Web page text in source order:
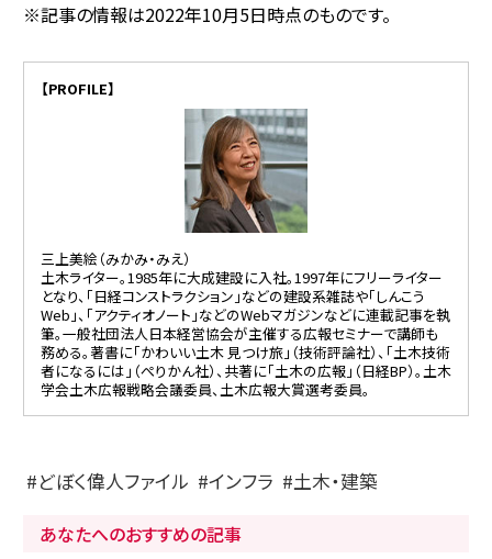
※記事の情報は2022年10月5日時点のものです。
【PROFILE】
三上美絵（みかみ・みえ）
土木ライター。1985年に大成建設に入社。1997年にフリーライター
となり、「日経コンストラクション」などの建設系雑誌や「しんこう
Web」、「アクティオノート」などのWebマガジンなどに連載記事を執
筆。一般社団法人日本経営協会が主催する広報セミナーで講師も
務める。著書に「かわいい土木 見つけ旅」（技術評論社）、「土木技術
者になるには」（ぺりかん社）、共著に「土木の広報」（日経BP）。土木
学会土木広報戦略会議委員、土木広報大賞選考委員。
どぼく偉人ファイル インフラ
土木・建築
あなたへのおすすめの記事